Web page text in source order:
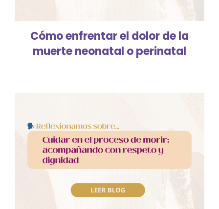
Cómo enfrentar el dolor de la
muerte neonatal o perinatal